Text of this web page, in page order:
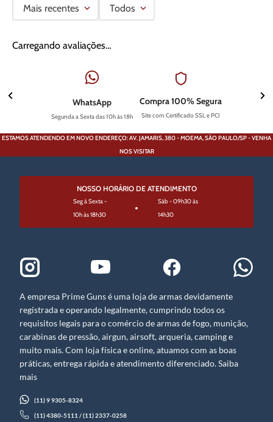
Mais recentes Todos
Carregando avaliações…
WhatsApp
Segunda a Sexta das 10h às 18h
Compra 100% Segura
Site com Certificado SSL e PCI
ESTAMOS ATENDENDO EM NOVO ENDEREÇO: AV. JAMARIS, 380 - MOEMA, SÃO PAULO/SP - VENHA
NOS VISITAR
NOSSO HORÁRIO DE ATENDIMENTO
Seg à Sexta -
10h às 18h30
Sáb - 09h30 às
14h30
A empresa Prime Guns é uma loja de armas devidamente
registrada e operando legalmente, cumprindo todos os
requisitos legais para o comércio de armas de fogo, munição,
carabinas de pressão, airgun, airsoft, arqueria, camping e
muito mais. Com loja física e online, atuamos com as boas
práticas, entrega rápida e atendimento diferenciado. Saiba
mais
(11) 9 9305-8324
(11) 4380-5111 / (11) 2337-0258